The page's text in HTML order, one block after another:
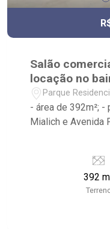
Salão
locação no
Cândido
Parque
Preto/SP
- área de 392m²;
Mialich e Avenida
392